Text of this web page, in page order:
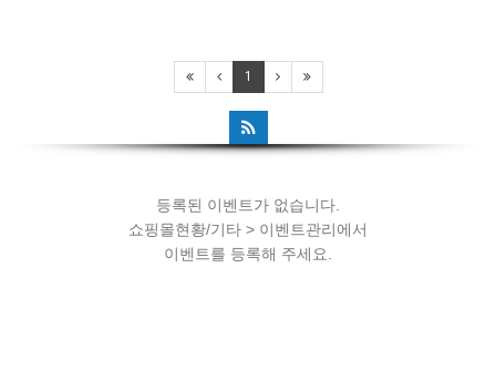
1
등록된 이벤트가 없습니다.
쇼핑몰현황/기타 > 이벤트관리에서
이벤트를 등록해 주세요.
등록된 이벤트가 없습니다.
쇼핑몰현황/기타 > 이벤트관리에서
이벤트를 등록해 주세요.